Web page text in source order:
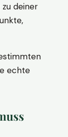
deiner
echte